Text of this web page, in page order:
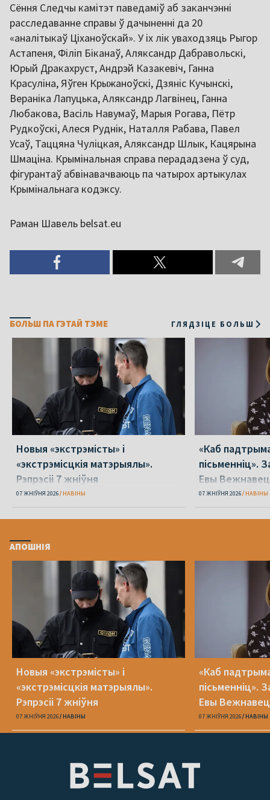
Сёння Следчы камітэт паведаміў аб заканчэнні
расследаванне справы ў дачыненні да 20
«аналітыкаў Ціханоўскай». У іх лік уваходзяць Рыгор
Астапеня, Філіп Біканаў, Аляксандр Дабравольскі,
Юрый Дракахруст, Андрэй Казакевіч, Ганна
Красуліна, Яўген Крыжаноўскі, Дзяніс Кучынскі,
Вераніка Лапуцька, Аляксандр Лагвінец, Ганна
Любакова, Васіль Навумаў, Марыя Рогава, Пётр
Рудкоўскі, Алеся Руднік, Наталля Рабава, Павел
Усаў, Таццяна Чуліцкая, Аляксандр Шлык, Кацярына
Шмаціна. Крымінальная справа перададзена ў суд,
фігурантаў абвінавачваюць па чатырох артыкулах
Крымінальнага кодэксу.
Раман Шавель belsat.eu
БОЛЬШ ПА ГЭТАЙ ТЭМЕ ГЛЯДЗІЦЕ БОЛЬШ
Новыя «экстрэмісты» і
«экстрэмісцкія матэрыялы».
Рэпрэсіі 7 жніўня
07 ЖНІЎНЯ 2026 НАВІНЫ
«Каб
пісьменніц».
Евы Вежнавец
07 ЖНІЎНЯ 2026 НАВІНЫ
АПОШНІЯ
Новыя «экстрэмісты» і
«экстрэмісцкія матэрыялы».
Рэпрэсіі 7 жніўня
07 ЖНІЎНЯ 2026 НАВІНЫ
«Каб
пісьменніц».
Евы Вежнавец
07 ЖНІЎНЯ 2026 НАВІНЫ